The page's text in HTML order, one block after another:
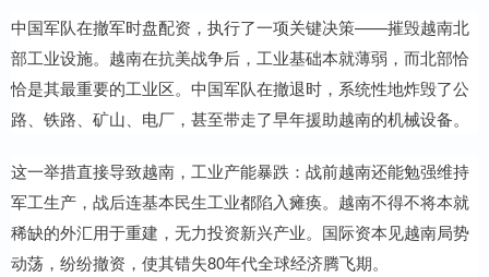
中国军队在撤军时盘配资，执行了一项关键决策——摧毁越南北
部工业设施。越南在抗美战争后，工业基础本就薄弱，而北部恰
恰是其最重要的工业区。中国军队在撤退时，系统性地炸毁了公
路、铁路、矿山、电厂，甚至带走了早年援助越南的机械设备。
这一举措直接导致越南，工业产能暴跌：战前越南还能勉强维持
军工生产，战后连基本民生工业都陷入瘫痪。越南不得不将本就
稀缺的外汇用于重建，无力投资新兴产业。国际资本见越南局势
动荡，纷纷撤资，使其错失80年代全球经济腾飞期。